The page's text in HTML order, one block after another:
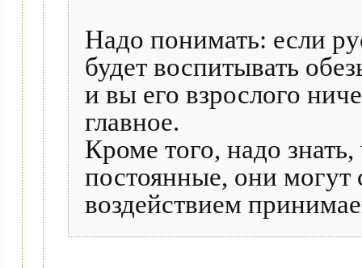
Надо понимать: если
будет воспитывать
и вы его взрослого
главное.
Кроме того, надо
постоянные, они могут
воздействием